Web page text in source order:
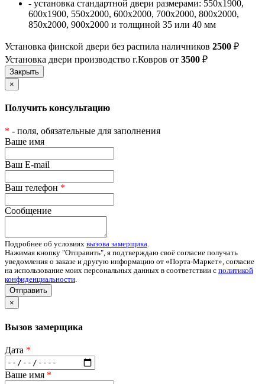
- установка стандартной двери размерами: 550х1900,
600х1900, 550х2000, 600х2000, 700х2000, 800х2000,
850х2000, 900х2000 и толщиной 35 или 40 мм
Установка финской двери без распила наличников 2500 ₽
Установка двери производство г.Ковров от 3500 ₽
×
Получить консультацию
* - поля, обязательные для заполнения
Ваше имя
Ваш E-mail
Ваш телефон *
Сообщение
Подробнее об условиях вызова замерщика.
Нажимая кнопку "Отправить", я подтверждаю своё согласие получать
уведомления о заказе и другую информацию от «Порта-Маркет», согласие
на использование моих персональных данных в соответствии с политикой
конфиденциальности.
Отправить
×
Вызов замерщика
Дата *
Ваше имя *